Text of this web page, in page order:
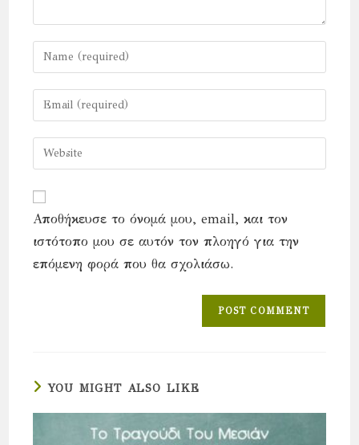
Enter
your
name
or
comment
Enter
your
email
address
Enter
your
URL
(optional)
Αποθήκευσε το όνομά μου, email, και τον
ιστότοπο μου σε αυτόν τον πλοηγό για την
επόμενη φορά που θα σχολιάσω.
YOU MIGHT ALSO LIKE